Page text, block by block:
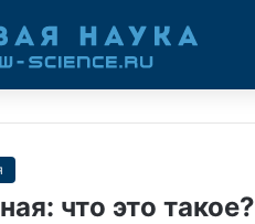
что это такое?